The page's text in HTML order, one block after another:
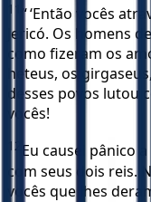
11
“ ‘Então vocês
Jericó. Os homens
como fizeram os
heteus, os
desses povos lutou
vocês!
12 Eu causei pânico
com seus dois reis.
vocês que lhes